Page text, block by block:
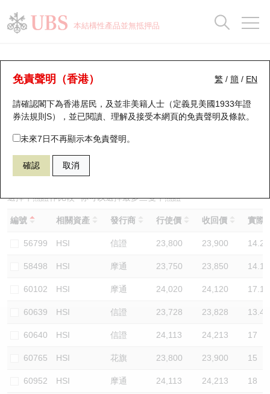
本結構性產品並無抵押品
繁 / 簡 / EN
免責聲明（香港）
請確認閣下為香港居民，及並非美籍人士（定義見美國1933年證
券法規則S），並已閱讀、理解及接受本網頁的免責聲明及條款。
未來7日不再顯示本免責聲明。
確認 取消
牛熊證分析儀
表現 街貨統計 比較
67440 瑞銀牛證 HSI 恒生指數
選擇牛熊證作比較 *你可以選擇最多三隻牛熊證
編號 相關資產 發行商 行使價 收回價 實際
56799 HSI 信證 23,800 23,900 14.2
58498 HSI 摩通 23,750 23,850 14.1
60102 HSI 摩通 24,020 24,120 17.1
60639 HSI 信證 23,728 23,828 13.4
60640 HSI 信證 24,113 24,213 17
60765 HSI 花旗 23,800 23,900 15
60952 HSI 摩通 24,113 24,213 18
瑞銀認股證一覽
新發行瑞銀認股證
即將到期認股證
認股證到期結算價查詢
認股證分析儀
認股證速算機
認股證/牛熊證日誌
認股證文件及公告
街貨統計
比較
牛熊全景快搜
牛熊證搜尋
牛熊證街貨分佈圖
正股牛熊證列表
新發行瑞銀牛熊證
已收回牛熊證剩餘價值
牛熊證到期結算價查詢
牛熊證分析儀
牛熊證文件及公告
街貨統計
比較
十大升幅/跌幅
十大認股證成交分佈
十天股證佔大市成交
資金流
街貨統計
三十大平均引伸波幅
正股分析儀
二十大活躍股份
恒指成份股
國指成份股
科指成份股
相關資產沽空
中資ETFs溢價比較
AH 股價對照
ADR
持股比重
顯示所有持股比重
每月輪證大市專題
輪證專欄
講座及教育短片
認股證投資者教育
牛熊證投資者教育
認股證牛熊證常問問題